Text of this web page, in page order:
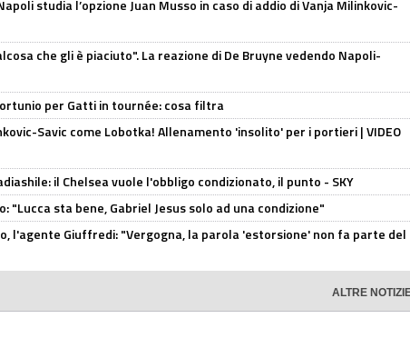
studia l’opzione Juan Musso in caso di addio di Vanja Milinkovic-
che gli è piaciuto". La reazione di De Bruyne vedendo Napoli-
per Gatti in tournée: cosa filtra
Savic come Lobotka! Allenamento 'insolito' per i portieri | VIDEO
il Chelsea vuole l'obbligo condizionato, il punto - SKY
"Lucca sta bene, Gabriel Jesus solo ad una condizione"
l'agente Giuffredi: "Vergogna, la parola 'estorsione' non fa parte del
ALTRE